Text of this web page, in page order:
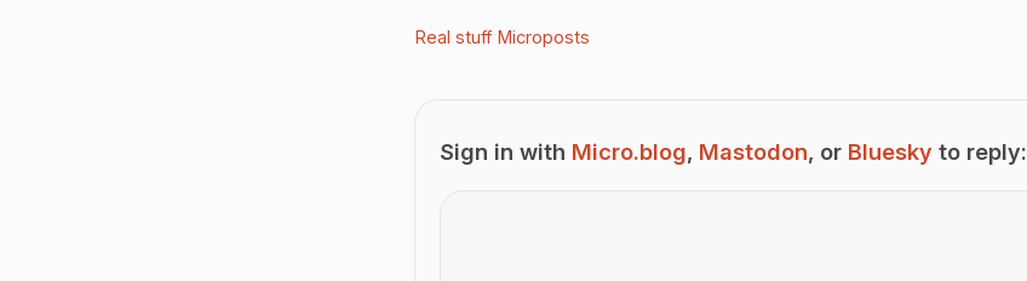
Real stuff Microposts
Sign in with Micro.blog, Mastodon, or Bluesky to reply: